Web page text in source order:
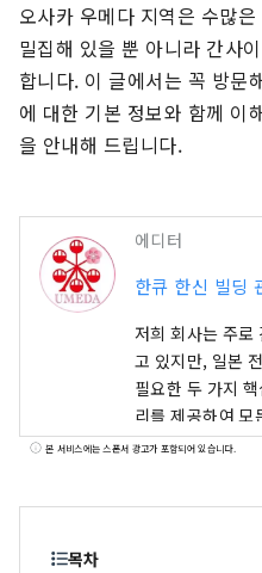
오사카 우메다 지역은 수많
밀집해 있을 뿐 아니라 간사
합니다. 이 글에서는 꼭 방문
에 대한 기본 정보와 함께 이
을 안내해 드립니다.
에디터
한큐 한신 빌딩
저희 회사는 주로
고 있지만, 일본
필요한 두 가지
리를 제공하여 모
있습니다.
본 서비스에는 스폰서 광고가 포함되어 있습니다.
목차